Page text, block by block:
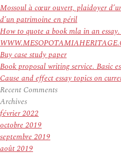
:Mossoul à cœur ouvert, plaidoyer
d’un patrimoine en péril
How to quote a book mla in an
Buy case study paper
Book proposal writing service. Basic
Cause and effect essay topics on
Recent Comments
Archives
février 2022
octobre 2019
septembre 2019
août 2019